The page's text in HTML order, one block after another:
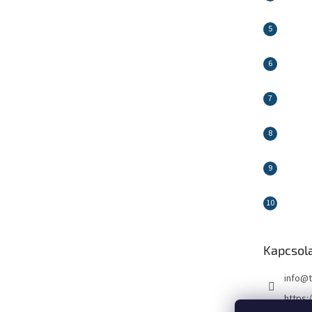
info@